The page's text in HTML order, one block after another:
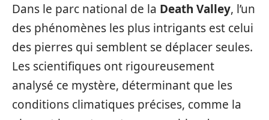
Dans le parc national de la Death Valley, l’un
des phénomènes les plus intrigants est celui
des pierres qui semblent se déplacer seules.
Les scientifiques ont rigoureusement
analysé ce mystère, déterminant que les
conditions climatiques précises, comme la